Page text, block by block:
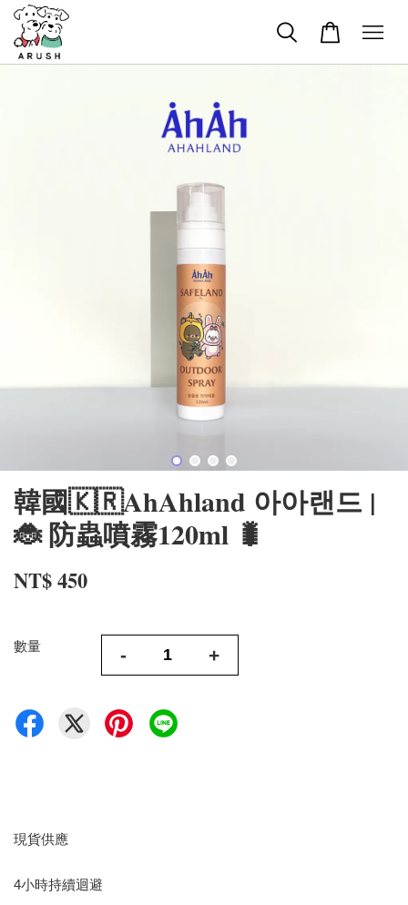
韓國🇰🇷AhAhland 아아랜드 |
🐞 防蟲噴霧120ml 🐛
NT$ 450
數量 - +
現貨供應
4小時持續迴避